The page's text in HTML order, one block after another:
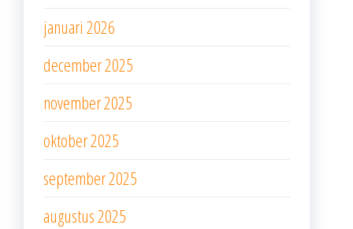
januari 2026
december 2025
november 2025
oktober 2025
september 2025
augustus 2025